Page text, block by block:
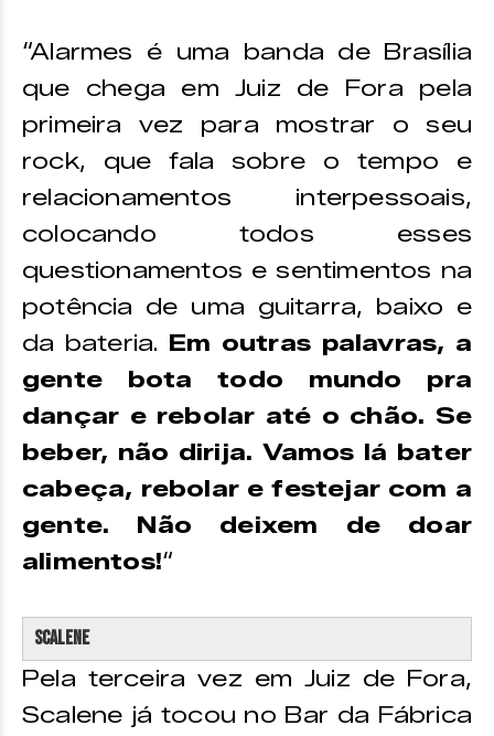
“Alarmes é uma banda de Brasília
que chega em Juiz de Fora pela
primeira vez para mostrar o seu
rock, que fala sobre o tempo e
relacionamentos interpessoais,
colocando todos esses
questionamentos e sentimentos na
potência de uma guitarra, baixo e
da bateria. Em outras palavras, a
gente bota todo mundo pra
dançar e rebolar até o chão. Se
beber, não dirija. Vamos lá bater
cabeça, rebolar e festejar com a
gente. Não deixem de doar
alimentos!“
Scalene
Pela terceira vez em Juiz de Fora,
Scalene já tocou no Bar da Fábrica